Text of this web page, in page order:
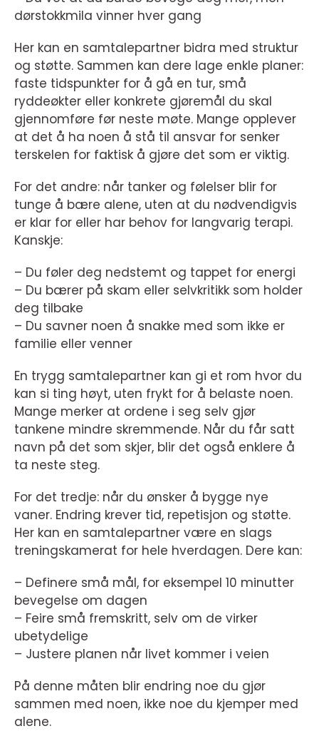
dørstokkmila vinner hver gang
Her kan en samtalepartner bidra med struktur
og støtte. Sammen kan dere lage enkle planer:
faste tidspunkter for å gå en tur, små
ryddeøkter eller konkrete gjøremål du skal
gjennomføre før neste møte. Mange opplever
at det å ha noen å stå til ansvar for senker
terskelen for faktisk å gjøre det som er viktig.
For det andre: når tanker og følelser blir for
tunge å bære alene, uten at du nødvendigvis
er klar for eller har behov for langvarig terapi.
Kanskje:
– Du føler deg nedstemt og tappet for energi
– Du bærer på skam eller selvkritikk som holder
deg tilbake
– Du savner noen å snakke med som ikke er
familie eller venner
En trygg samtalepartner kan gi et rom hvor du
kan si ting høyt, uten frykt for å belaste noen.
Mange merker at ordene i seg selv gjør
tankene mindre skremmende. Når du får satt
navn på det som skjer, blir det også enklere å
ta neste steg.
For det tredje: når du ønsker å bygge nye
vaner. Endring krever tid, repetisjon og støtte.
Her kan en samtalepartner være en slags
treningskamerat for hele hverdagen. Dere kan:
– Definere små mål, for eksempel 10 minutter
bevegelse om dagen
– Feire små fremskritt, selv om de virker
ubetydelige
– Justere planen når livet kommer i veien
På denne måten blir endring noe du gjør
sammen med noen, ikke noe du kjemper med
alene.